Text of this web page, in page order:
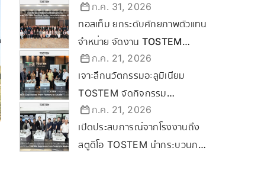
ก.ค. 31, 2026
ทอสเท็ม ยกระดับศักยภาพตัวแทน
จำหน่าย จัดงาน TOSTEM
Certified Dealer Ceremony
2569 ขับเคลื่อนกลยุทธ์ลุยตลาด
Commercial & Renovation
ก.ค. 21, 2026
เจาะลึกนวัตกรรมอะลูมิเนียม
TOSTEM จัดกิจกรรม
“TOSTEM Experience from
Factory to Studio” ที่
ขอนแก่น
ก.ค. 21, 2026
เปิดประสบการณ์จากโรงงานถึง
สตูดิโอ TOSTEM นำกระบวนการ